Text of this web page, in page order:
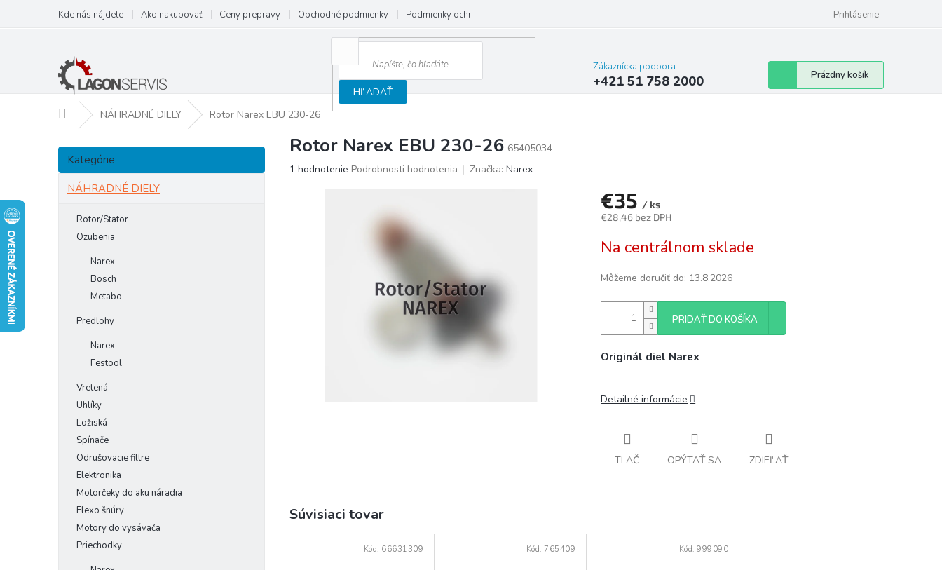
obsah
Kde nás nájdete Ako nakupovať Ceny prepravy Obchodné podmienky Podmienky ochrany osobných údajov Prihlásenie
HĽADAŤ
Zákaznícka podpora:
+421 51 758 2000
Nákupný
košík
Prázdny košík
DomovNÁHRADNÉ DIELY Rotor Narex EBU 230-26
B
č
Preskočiť
kategórie
Kategórie
NÁHRADNÉ DIELY
Rotor/Stator
Ozubenia
Narex
Bosch
Metabo
Predlohy
Narex
Festool
Vretená
Uhlíky
Ložiská
Spínače
Odrušovacie filtre
Elektronika
Motorčeky do aku náradia
Flexo šnúry
Motory do vysávača
Priechodky
Rotor Narex EBU 230-26 65405034
Priemerné
1 hodnotenie Podrobnosti hodnotenia Značka: Narex
€35 / ks
€28,46 bez DPH
cena:
Na centrálnom sklade
Môžeme doručiť do: 13.8.2026
PRIDAŤ DO KOŠÍKA
Originál diel Narex
Detailné informácie
TLAČ OPÝTAŤ SA ZDIEĽAŤ
Súvisiaci tovar
Kód: 66631309 Kód: 765409 Kód: 999090